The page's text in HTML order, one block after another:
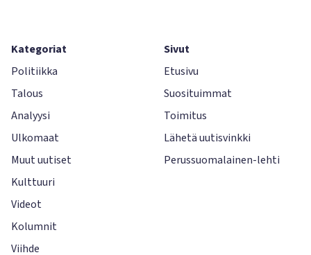
Kategoriat
Politiikka
Talous
Analyysi
Ulkomaat
Muut uutiset
Kulttuuri
Videot
Kolumnit
Viihde
Sivut
Etusivu
Suosituimmat
Toimitus
Lähetä uutisvinkki
Perussuomalainen-lehti